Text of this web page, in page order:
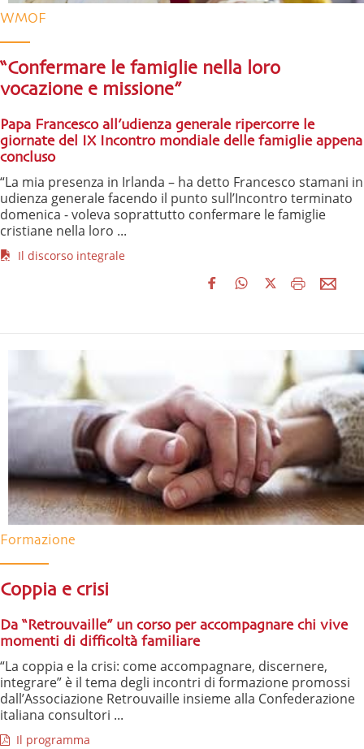
WMOF
“Confermare le famiglie nella loro
vocazione e missione”
Papa Francesco all’udienza generale ripercorre le
giornate del IX Incontro mondiale delle famiglie appena
concluso
“La mia presenza in Irlanda – ha detto Francesco stamani in
udienza generale facendo il punto sull’Incontro terminato
domenica - voleva soprattutto confermare le famiglie
cristiane nella loro ...
Il discorso integrale
Formazione
Coppia e crisi
Da “Retrouvaille” un corso per accompagnare chi vive
momenti di difficoltà familiare
“La coppia e la crisi: come accompagnare, discernere,
integrare” è il tema degli incontri di formazione promossi
dall’Associazione Retrouvaille insieme alla Confederazione
italiana consultori ...
Il programma